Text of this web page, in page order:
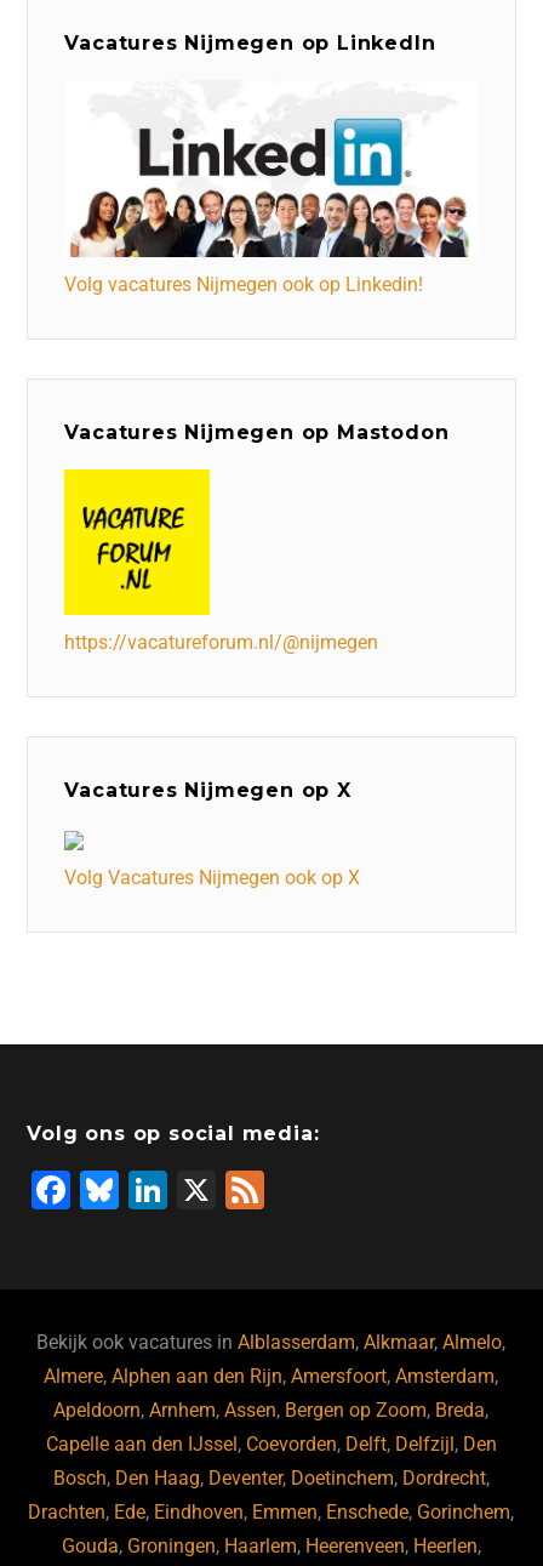
Vacatures Nijmegen op LinkedIn
Volg vacatures Nijmegen ook op Linkedin!
Vacatures Nijmegen op Mastodon
https://vacatureforum.nl/@nijmegen
Vacatures Nijmegen op X
Volg Vacatures Nijmegen ook op X
Volg ons op social media:
F
b
o
o
k
Bl
ky
Li
dI
n
X
Bekijk ook vacatures inAlblasserdam,Alkmaar,Almelo,
Almere,Alphen aan den Rijn,Amersfoort,Amsterdam,
Apeldoorn,Arnhem,Assen, Bergen op Zoom, Breda,
Capelle aan den IJssel, Coevorden, Delft, Delfzijl, Den
Bosch, Den Haag, Deventer, Doetinchem, Dordrecht,
Drachten, Ede, Eindhoven, Emmen, Enschede, Gorinchem,
Gouda, Groningen, Haarlem, Heerenveen, Heerlen,